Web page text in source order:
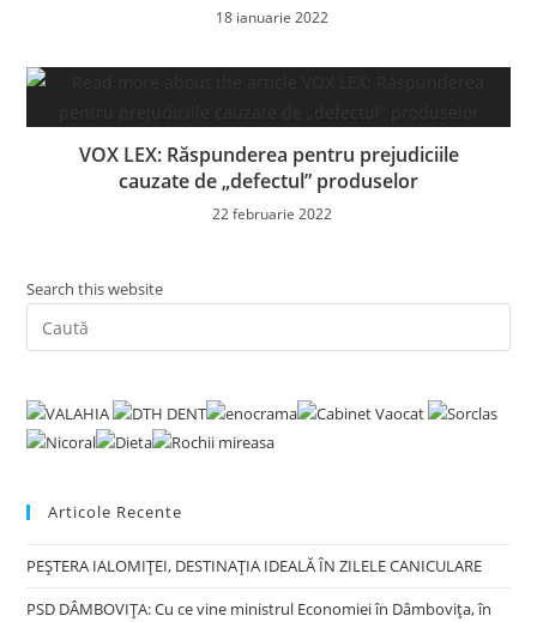
18 ianuarie 2022
VOX LEX: Răspunderea pentru prejudiciile
cauzate de „defectul” produselor
22 februarie 2022
Search this website
Articole Recente
PEȘTERA IALOMIȚEI, DESTINAȚIA IDEALĂ ÎN ZILELE CANICULARE
PSD DÂMBOVIȚA: Cu ce vine ministrul Economiei în Dâmbovița, în